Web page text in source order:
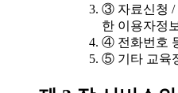
③ 자료신청 /
한 이용자정보
④ 전화번호
⑤ 기타 교육